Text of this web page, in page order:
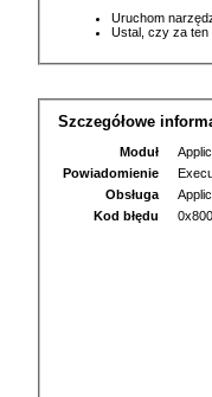
Uruchom
Ustal, czy za ten
Szczegółowe
Moduł
Powiadomienie
Obsługa
Kod błędu